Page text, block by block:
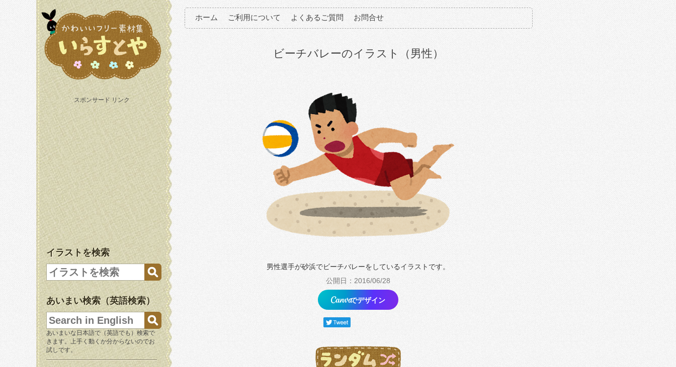
スポンサード リンク
イラストを検索
あいまい検索（英語検索）
あいまいな日本語で（英語でも）検索で
きます。上手く動くか分からないのでお
試しです。
ホーム ご利用について よくあるご質問 お問合せ
ビーチバレーのイラスト（男性）
男性選手が砂浜でビーチバレーをしているイラストです。
公開日：2016/06/28
でデザイン